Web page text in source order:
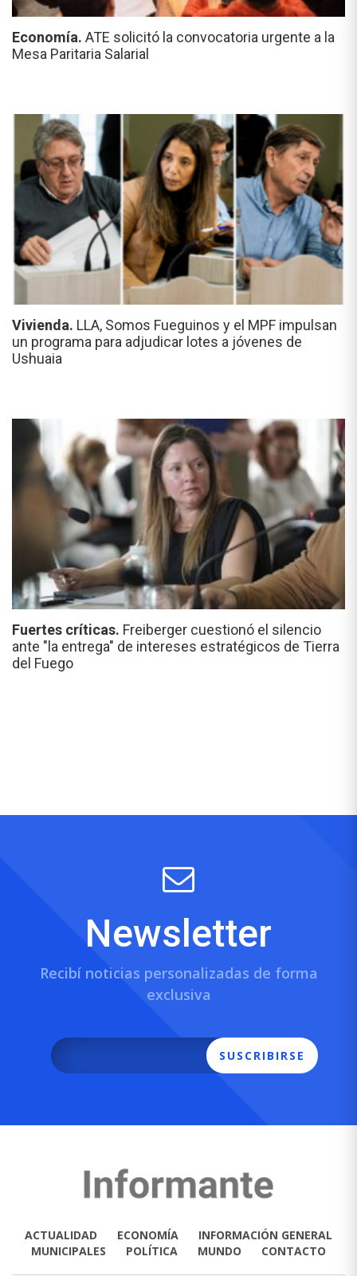
Economía. ATE solicitó la convocatoria urgente a la
Mesa Paritaria Salarial
Vivienda. LLA, Somos Fueguinos y el MPF impulsan
un programa para adjudicar lotes a jóvenes de
Ushuaia
Fuertes críticas. Freiberger cuestionó el silencio
ante "la entrega" de intereses estratégicos de Tierra
del Fuego
Newsletter
Recibí noticias personalizadas de forma
exclusiva
SUSCRIBIRSE
ACTUALIDAD ECONOMÍA
INFORMACIÓN GENERAL
MUNICIPALES
POLÍTICA MUNDO CONTACTO